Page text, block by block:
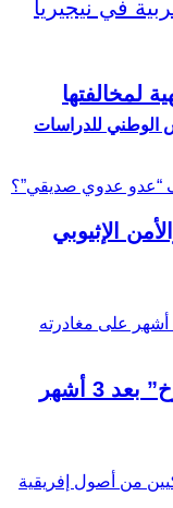
الوطني للدراسات
ترفيهية لمخالفتها
مدنيين.. والأمن الإثيوبي
بنين: باتريس تالون رئيسًا لـ”الشيوخ” بعد 3 أشهر